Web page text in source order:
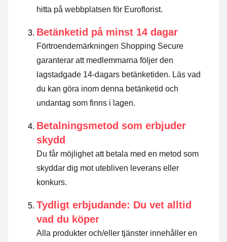
hitta på webbplatsen för Euroflorist.
Betänketid på minst 14 dagar
Förtroendemärkningen Shopping Secure
garanterar att medlemmarna följer den
lagstadgade 14-dagars betänketiden. Läs vad
du kan göra inom denna betänketid och
undantag som finns i lagen.
Betalningsmetod som erbjuder
skydd
Du får möjlighet att betala med en metod som
skyddar dig mot utebliven leverans eller
konkurs.
Tydligt erbjudande: Du vet alltid
vad du köper
Alla produkter och/eller tjänster innehåller en